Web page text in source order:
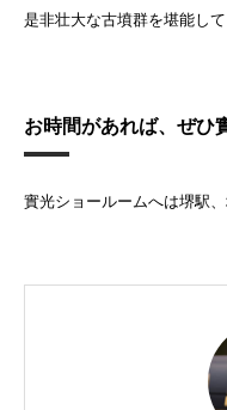
是非壮大な古墳群を堪能して
お時間があれば、ぜひ
實光ショールームへは堺駅